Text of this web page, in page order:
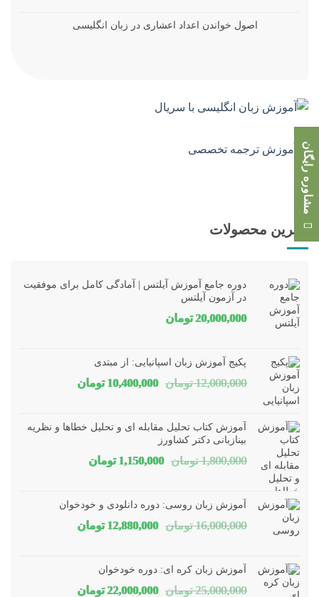
اصول خواندن اعداد اعشاری در زبان انگلیسی
بهترین محصولات
دوره جامع آموزش آیلتس | آمادگی کامل برای موفقیت
در آزمون آیلتس
20,000,000 تومان
پکیج آموزش زبان اسپانیایی: از مبتدی
12,000,000 تومان قیمت
بود.
10,400,000 تومانقیمت
است.
آموزش کتاب تحلیل مقابله ای و تحلیل خطاها و نظریه
بینازبانی دکتر کشاورز
1,800,000 تومان قیمت
بود.
1,150,000 تومانقیمت
است.
آموزش زبان روسی: دوره دانلودی و خودخوان
16,000,000 تومان قیمت
بود.
12,880,000 تومانقیمت
آموزش زبان کره ای: دوره خودخوان
25,000,000 تومان قیمت
22,000,000 تومانقیمت
مشاوره رایگان